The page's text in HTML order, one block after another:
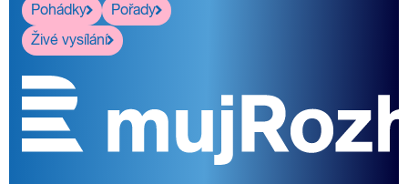
Pohádky
Pořady
Živé vysílání